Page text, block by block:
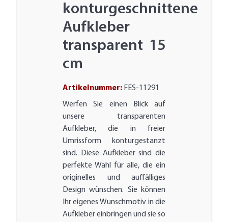
konturgeschnittene
Aufkleber
transparent 15
cm
Artikelnummer: FES-11291
Werfen Sie einen Blick auf
unsere transparenten
Aufkleber, die in freier
Umrissform konturgestanzt
sind. Diese Aufkleber sind die
perfekte Wahl für alle, die ein
originelles und auffälliges
Design wünschen. Sie können
Ihr eigenes Wunschmotiv in die
Aufkleber einbringen und sie so